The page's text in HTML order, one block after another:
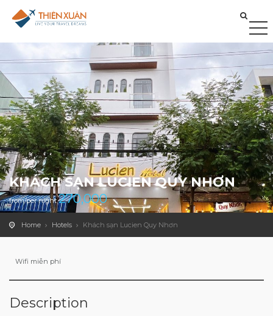
KHÁCH SẠN LUCIEN QUY NHƠN
from/per night270,000
Home Hotels Khách sạn Lucien Quy Nhơn
Wifi miễn phí
Description